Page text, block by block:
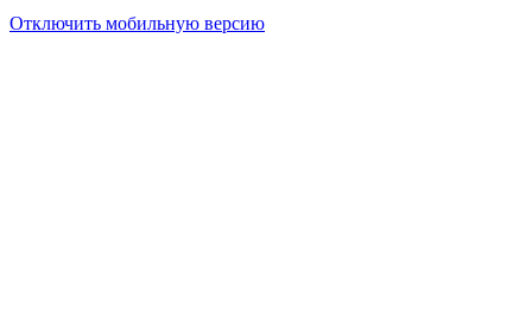
Отключить мобильную версию